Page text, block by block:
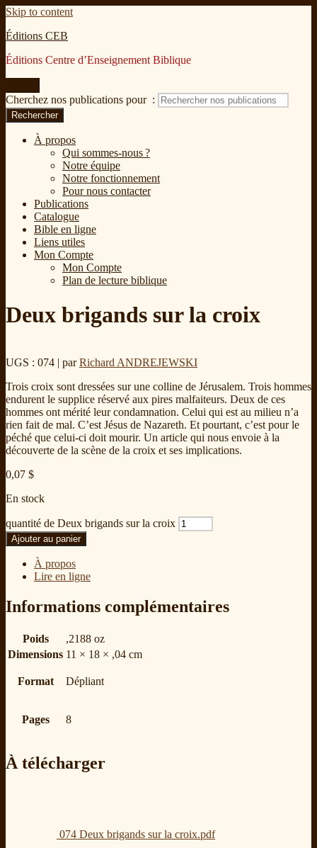
Skip to content
Éditions CEB
Éditions Centre d’Enseignement Biblique
Cherchez nos publications pour :
Rechercher
À propos
Qui sommes-nous ?
Notre équipe
Notre fonctionnement
Pour nous contacter
Publications
Catalogue
Bible en ligne
Liens utiles
Mon Compte
Mon Compte
Plan de lecture biblique
Deux brigands sur la croix
UGS : 074 | parRichard ANDREJEWSKI
Trois croix sont dressées sur une colline de Jérusalem. Trois hommes
endurent le supplice réservé aux pires malfaiteurs. Deux de ces
hommes ont mérité leur condamnation. Celui qui est au milieu n’a
rien fait de mal. C’est Jésus de Nazareth. Et pourtant, c’est pour le
péché que celui-ci doit mourir. Un article qui nous envoie à la
découverte de la scène de la croix et ses implications.
0,07 $
En stock
quantité de Deux brigands sur la croix
Ajouter au panier
À propos
Lire en ligne
Informations complémentaires
Poids
,2188 oz
Dimensions 11 × 18 × ,04 cm
Format Dépliant
Pages 8
À télécharger
074 Deux brigands sur la croix.pdf